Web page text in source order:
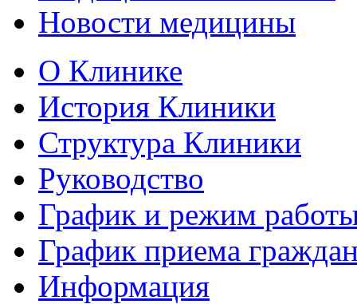
Новости медицины
О Клинике
История Клиники
Структура Клиники
Руководство
График и режим
График приема
Информация